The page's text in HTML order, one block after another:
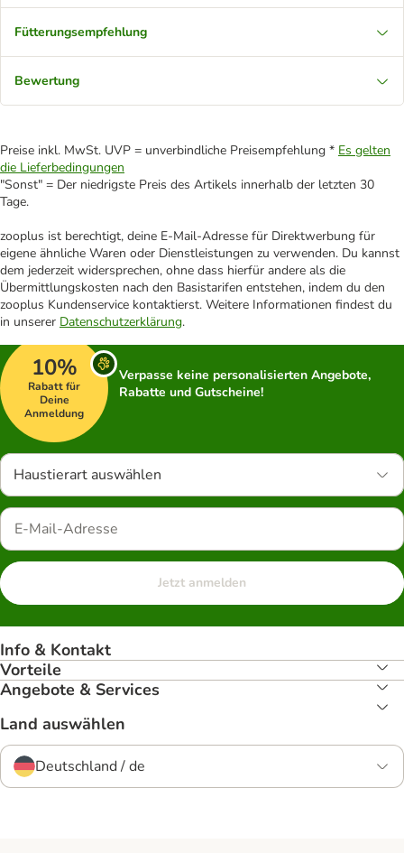
Fütterungsempfehlung
Bewertung
Preise inkl. MwSt. UVP = unverbindliche Preisempfehlung * Es gelten
die Lieferbedingungen
"Sonst" = Der niedrigste Preis des Artikels innerhalb der letzten 30
Tage.
zooplus ist berechtigt, deine E-Mail-Adresse für Direktwerbung für
eigene ähnliche Waren oder Dienstleistungen zu verwenden. Du kannst
dem jederzeit widersprechen, ohne dass hierfür andere als die
Übermittlungskosten nach den Basistarifen entstehen, indem du den
zooplus Kundenservice kontaktierst. Weitere Informationen findest du
in unserer Datenschutzerklärung.
10%
Rabatt für
Deine
Anmeldung
Verpasse keine personalisierten Angebote,
Rabatte und Gutscheine!
Haustierart auswählen
Jetzt anmelden
Info & Kontakt
Vorteile
Angebote & Services
Land auswählen
Deutschland / de